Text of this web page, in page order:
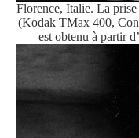
Florence, Italie. La
(Kodak TMax 400,
est obtenu à partir